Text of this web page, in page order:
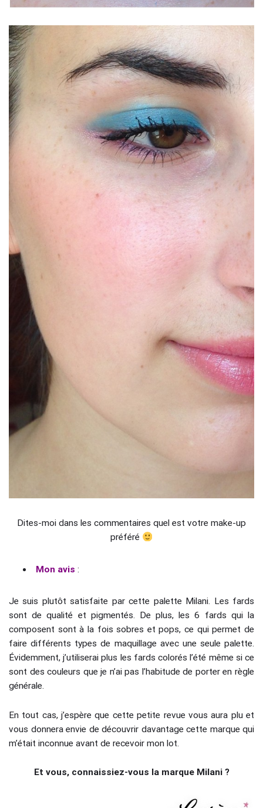
Dites-moi dans les commentaires quel est votre make-up
préféré
Mon avis :
Je suis plutôt satisfaite par cette palette Milani. Les fards
sont de qualité et pigmentés. De plus, les 6 fards qui la
composent sont à la fois sobres et pops, ce qui permet de
faire différents types de maquillage avec une seule palette.
Évidemment, j’utiliserai plus les fards colorés l’été même si ce
sont des couleurs que je n’ai pas l’habitude de porter en règle
générale.
En tout cas, j’espère que cette petite revue vous aura plu et
vous donnera envie de découvrir davantage cette marque qui
m’était inconnue avant de recevoir mon lot.
Et vous, connaissiez-vous la marque Milani ?